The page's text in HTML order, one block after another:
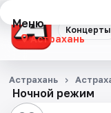
Концерты
Меню
Астрахань
Концерты
Театр
Ночной режим
Астрахань